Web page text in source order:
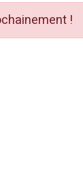
!